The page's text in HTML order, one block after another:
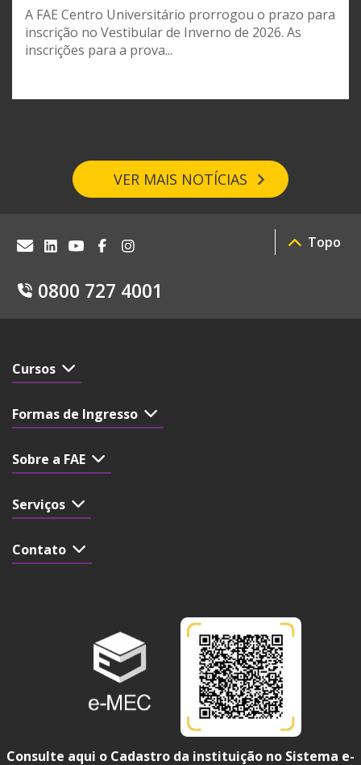
A FAE Centro Universitário prorrogou o prazo para
inscrição no Vestibular de Inverno de 2026. As
inscrições para a prova...
VER MAIS NOTÍCIAS
0800 727 4001
Topo
Cursos
Formas de Ingresso
Sobre a FAE
Serviços
Contato
Consulte aqui o Cadastro da instituição no Sistema e-